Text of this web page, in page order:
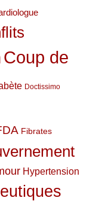
Coup de
Doctissimo
Fibrates
Hypertension